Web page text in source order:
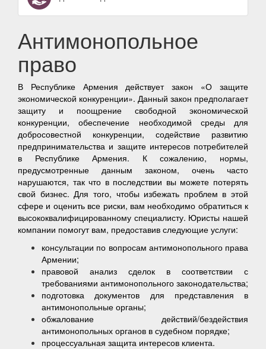
Антимонопольное
право
В Республике Армения действует закон «О защите
экономической конкуренции». Данный закон предполагает
защиту и поощрение свободной экономической
конкуренции, обеспечение необходимой среды для
добросовестной конкуренции, содействие развитию
предпринимательства и защите интересов потребителей
в Республике Армения. К сожалению, нормы,
предусмотренные данным законом, очень часто
нарушаются, так что в последствии вы можете потерять
свой бизнес. Для того, чтобы избежать проблем в этой
сфере и оценить все риски, вам необходимо обратиться к
высококвалифицированному специалисту. Юристы нашей
компании помогут вам, предоставив следующие услуги:
консультации по вопросам антимонопольного права
Армении;
правовой анализ сделок в соответствии с
требованиями антимонопольного законодательства;
подготовка документов для представления в
антимонопольные органы;
обжалование действий/бездействия
антимонопольных органов в судебном порядке;
процессуальная защита интересов клиента.